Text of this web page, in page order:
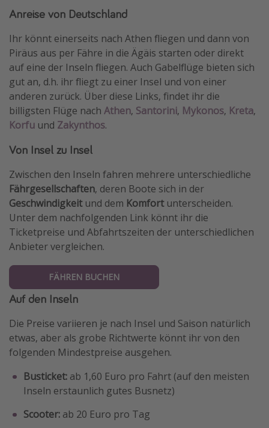
Anreise von Deutschland
Ihr könnt einerseits nach Athen fliegen und dann von
Piräus aus per Fähre in die Ägäis starten oder direkt
auf eine der Inseln fliegen. Auch Gabelflüge bieten sich
gut an, d.h. ihr fliegt zu einer Insel und von einer
anderen zurück. Über diese Links, findet ihr die
billigsten Flüge nach Athen, Santorini, Mykonos, Kreta,
Korfu und Zakynthos.
Von Insel zu Insel
Zwischen den Inseln fahren mehrere unterschiedliche
Fährgesellschaften, deren Boote sich in der
Geschwindigkeitund dem Komfortunterscheiden.
Unter dem nachfolgenden Link könnt ihr die
Ticketpreise und Abfahrtszeiten der unterschiedlichen
Anbieter vergleichen.
FÄHREN BUCHEN
Auf den Inseln
Die Preise variieren je nach Insel und Saison natürlich
etwas, aber als grobe Richtwerte könnt ihr von den
folgenden Mindestpreise ausgehen.
Busticket: ab 1,60 Euro pro Fahrt (auf den meisten
Inseln erstaunlich gutes Busnetz)
Scooter: ab 20 Euro pro Tag